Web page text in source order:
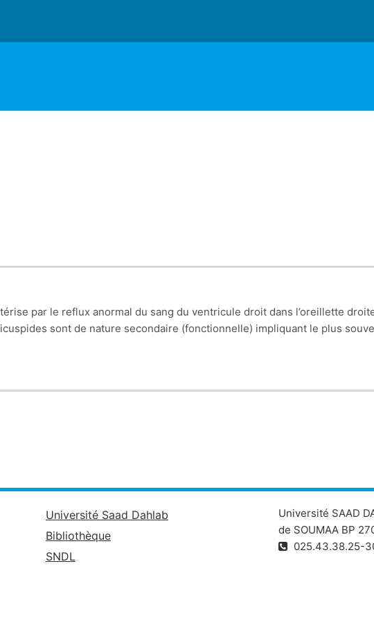
par le reflux anormal du sang du ventricule droit dans l’oreillette
sont de nature secondaire (fonctionnelle) impliquant le plus
pas spécifique. Le diagnostic est posé par l’échocardiographie
être nécessaire au stade d’insuffisance cardiaque, la chirurgie reste le
Université Saad Dahlab
Bibliothèque
SNDL
Université SAAD
de SOUMAA BP
025.43.38.25-